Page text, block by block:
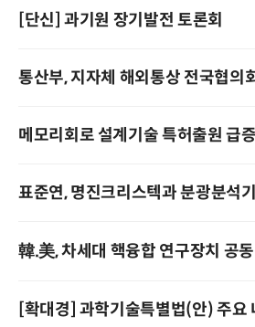
[단신] 과기원 장기발전 토론회
통산부, 지자체 해외통상 전국협의
메모리회로 설계기술 특허출원 급증
표준연, 명진크리스텍과 분광분석
韓.美, 차세대 핵융합 연구장치 공
[확대경] 과학기술특별법(안) 주요